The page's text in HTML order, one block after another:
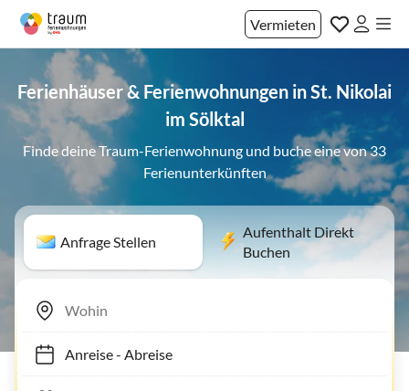
Vermieten
Ferienhäuser & Ferienwohnungen in St. Nikolai
im Sölktal
Finde deine Traum-Ferienwohnung und buche eine von 33
Ferienunterkünften
Anfrage Stellen
Aufenthalt Direkt
Buchen
Anreise- Abreise